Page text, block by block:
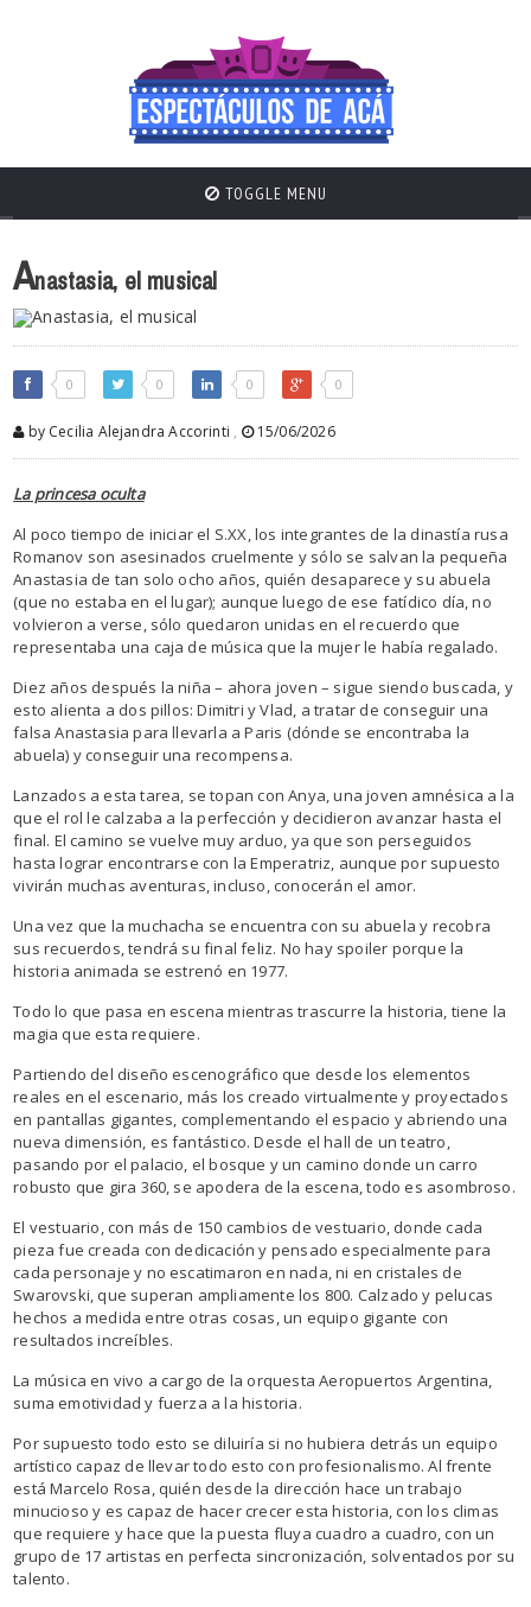
TOGGLE MENU
Anastasia, el musical
0 0 0 0
by Cecilia Alejandra Accorinti , 15/06/2026
La princesa oculta
Al poco tiempo de iniciar el S.XX, los integrantes de la dinastía rusa
Romanov son asesinados cruelmente y sólo se salvan la pequeña
Anastasia de tan solo ocho años, quién desaparece y su abuela
(que no estaba en el lugar); aunque luego de ese fatídico día, no
volvieron a verse, sólo quedaron unidas en el recuerdo que
representaba una caja de música que la mujer le había regalado.
Diez años después la niña – ahora joven – sigue siendo buscada, y
esto alienta a dos pillos: Dimitri y Vlad, a tratar de conseguir una
falsa Anastasia para llevarla a Paris (dónde se encontraba la
abuela) y conseguir una recompensa.
Lanzados a esta tarea, se topan con Anya, una joven amnésica a la
que el rol le calzaba a la perfección y decidieron avanzar hasta el
final. El camino se vuelve muy arduo, ya que son perseguidos
hasta lograr encontrarse con la Emperatriz, aunque por supuesto
vivirán muchas aventuras, incluso, conocerán el amor.
Una vez que la muchacha se encuentra con su abuela y recobra
sus recuerdos, tendrá su final feliz. No hay spoiler porque la
historia animada se estrenó en 1977.
Todo lo que pasa en escena mientras trascurre la historia, tiene la
magia que esta requiere.
Partiendo del diseño escenográfico que desde los elementos
reales en el escenario, más los creado virtualmente y proyectados
en pantallas gigantes, complementando el espacio y abriendo una
nueva dimensión, es fantástico. Desde el hall de un teatro,
pasando por el palacio, el bosque y un camino donde un carro
robusto que gira 360, se apodera de la escena, todo es asombroso.
El vestuario, con más de 150 cambios de vestuario, donde cada
pieza fue creada con dedicación y pensado especialmente para
cada personaje y no escatimaron en nada, ni en cristales de
Swarovski, que superan ampliamente los 800. Calzado y pelucas
hechos a medida entre otras cosas, un equipo gigante con
resultados increíbles.
La música en vivo a cargo de la orquesta Aeropuertos Argentina,
suma emotividad y fuerza a la historia.
Por supuesto todo esto se diluiría si no hubiera detrás un equipo
artístico capaz de llevar todo esto con profesionalismo. Al frente
está Marcelo Rosa, quién desde la dirección hace un trabajo
minucioso y es capaz de hacer crecer esta historia, con los climas
que requiere y hace que la puesta fluya cuadro a cuadro, con un
grupo de 17 artistas en perfecta sincronización, solventados por su
talento.